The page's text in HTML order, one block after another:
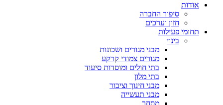
אודות
סיפור החברה
חזון וערכים
תחומי פעילות
בינוי
מבני מגורים ושכונות
מגורים צמודי קרקע
בתי חולים ומוסדות סיעוד
בתי מלון
מבני חינוך וציבור
מבני תעשייה
מסחר